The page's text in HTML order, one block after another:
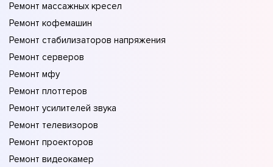
Ремонт массажных кресел
Ремонт кофемашин
Ремонт стабилизаторов напряжения
Ремонт серверов
Ремонт мфу
Ремонт плоттеров
Ремонт усилителей звука
Ремонт телевизоров
Ремонт проекторов
Ремонт видеокамер